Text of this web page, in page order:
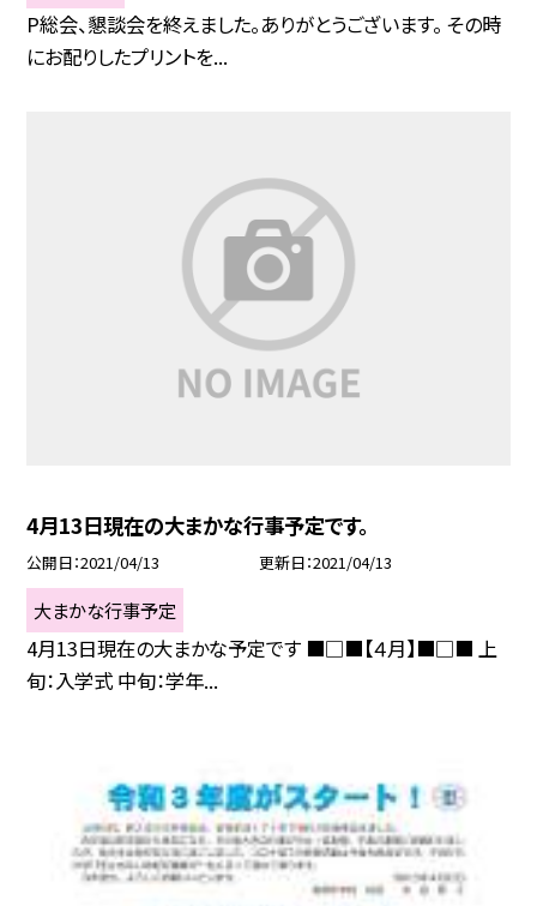
P総会、懇談会を終えました。ありがとうございます。 その時
にお配りしたプリントを...
4月13日現在の大まかな行事予定です。
公開日 2021/04/13 更新日 2021/04/13
大まかな行事予定
4月13日現在の大まかな予定です ■□■【４月】■□■ 上
旬：入学式 中旬：学年...